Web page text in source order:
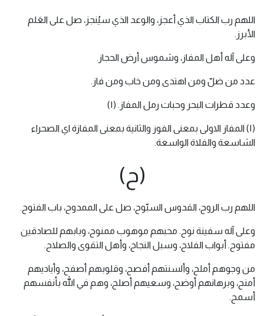
اللهم رب الكتاب الذي أعجز، والوعد الذي سيُنجز، صل على العَلم
الأبرز.
وعلى آله أهل المفاز، وشموس أرض الحجاز.
عدد من ضلّ ومن اهتدى ومن خاب ومن فاز.
وعدد قطرات البحر وحبات رمل المفاز. (١)
(١) المفاز الاولى بمعنى الفوز والثانية بمعنى المفازة اي الصحراء
الشاسعة والفلاة الواسعة.
(ح)
اللهم رب الروح، القدوس السبّوح، صل على الممدوح، باب الفتوح.
وعلى آله سفينة نوح. محبهم موهوب ممنوح، وبابهم للصادقين
مفتوح. أبواب الفلاح، وسبل النجاح، وأهل التقوى والصلاح.
من وجوهم أملح، وألسنتهم أفصح، وقلوبهم أصفح، وأياديهم
أمنح، وبرهانهم أوضح، وسعيهم أصلح، وهم في الله بأنفسهم
أسمح.